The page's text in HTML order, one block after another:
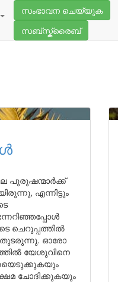
സംഭാവന ചെയ്യുക
സബ്സ്ക്രൈബ്
പുരുഷന്മാർക്ക്
എന്നിട്ടും
ചെറുപ്പത്തിൽ
തുടരുന്നു. ഓരോ
യേശുവിനെ
ക്ഷമ ചോദിക്കുകയും